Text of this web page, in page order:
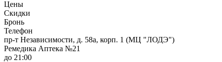
Цены
Скидки
Бронь
Телефон
пр-т Независимости, д. 58а, корп. 1 (МЦ "ЛОДЭ")
Ремедика Аптека №21
до 21:00